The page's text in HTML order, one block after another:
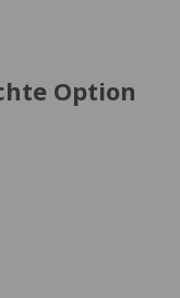
Option